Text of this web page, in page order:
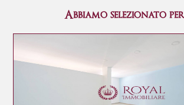
Abbiamo selezionato